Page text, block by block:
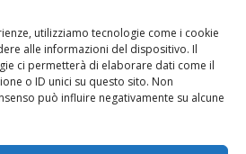
utilizziamo tecnologie come i cookie
alle informazioni del dispositivo. Il
ci permetterà di elaborare dati come il
o ID unici su questo sito. Non
può influire negativamente su alcune